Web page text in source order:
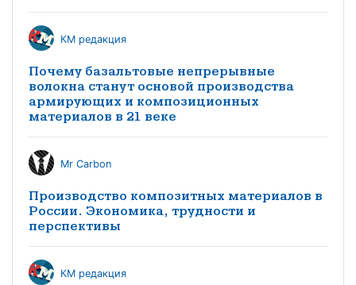
КМ редакция
Почему базальтовые непрерывные
волокна станут основой производства
армирующих и композиционных
материалов в 21 веке
Mr Carbon
Производство композитных материалов в
России. Экономика, трудности и
перспективы
КМ редакция